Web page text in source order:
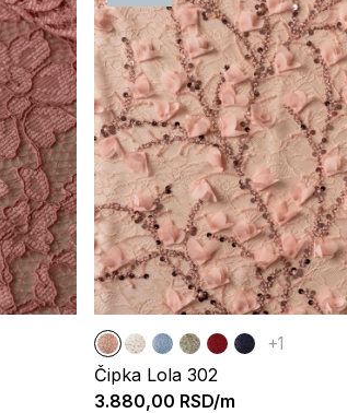
+1
Čipka Lola 302
3.880,00 RSD/m